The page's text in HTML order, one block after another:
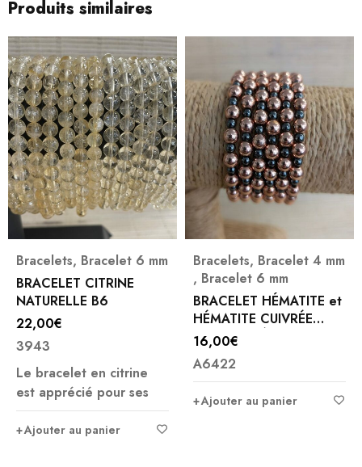
Produits similaires
Bracelets,Bracelet 4 mm
,Bracelet 6 mm
BRACELET HÉMATITE et
HÉMATITE CUIVRÉE
16,00
A6422
Ajouter au panier
Bracelet 8 mm,
BRACELET HOWLITE
BLANCHE 8 MM
Note
sur 5
(1)
10,00
A3715
bracelet en Howlite
blanche 8 mm Le